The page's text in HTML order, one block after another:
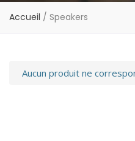
Accueil / Speakers
Aucun produit ne